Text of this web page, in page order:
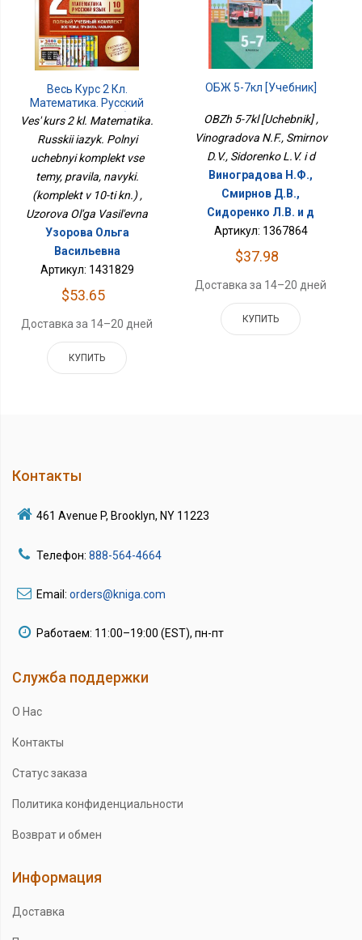
Весь Курс 2 Кл.
Математика. Русский
Язык. Полный Учебный
Правила, Навыки.
(комплект В 10-Ти Кн.)
Ves' kurs 2 kl. Matematika.
Russkii iazyk. Polnyi
uchebnyi komplekt vse
temy, pravila, navyki.
(komplekt v 10-ti kn.) ,
Uzorova Ol'ga Vasil'evna
Узорова Ольга
Васильевна
Артикул: 1431829
$53.65
Доставка за 14–20 дней
КУПИТЬ
ОБЖ 5-7кл [Учебник]
OBZh 5-7kl [Uchebnik] ,
Vinogradova N.F., Smirnov
D.V., Sidorenko L.V. i d
Виноградова Н.Ф.,
Смирнов Д.В.,
Сидоренко Л.В. и д
Артикул: 1367864
$37.98
Доставка за 14–20 дней
КУПИТЬ
Контакты
461 Avenue P, Brooklyn, NY 11223
Телефон: 888-564-4664
Email: orders@kniga.com
Работаем: 11:00–19:00 (EST), пн-пт
Служба поддержки
О Нас
Контакты
Статус заказа
Политика конфиденциальности
Возврат и обмен
Информация
Доставка